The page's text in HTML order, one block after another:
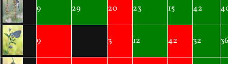
9 29 20 23 15 42
9 3 12 42 32 36